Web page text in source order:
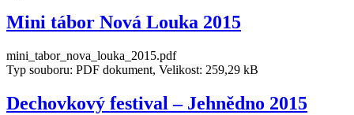
Mini tábor Nová Louka 2015
mini_tabor_nova_louka_2015.pdf
Typ souboru: PDF dokument, Velikost: 259,29 kB
Dechovkový festival – Jehnědno 2015